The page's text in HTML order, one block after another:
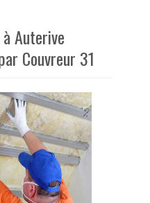
Auterive
Couvreur 31